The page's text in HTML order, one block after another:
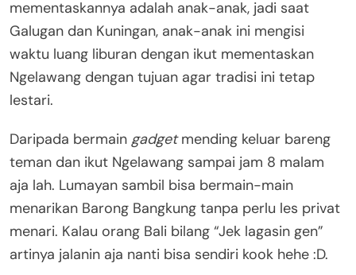
mementaskannya adalah anak-anak, jadi saat
Galugan dan Kuningan, anak-anak ini mengisi
waktu luang liburan dengan ikut mementaskan
Ngelawang dengan tujuan agar tradisi ini tetap
lestari.
Daripada bermain gadgetmending keluar bareng
teman dan ikut Ngelawang sampai jam 8 malam
aja lah. Lumayan sambil bisa bermain-main
menarikan Barong Bangkung tanpa perlu les privat
menari. Kalau orang Bali bilang “Jek lagasin gen”
artinya jalanin aja nanti bisa sendiri kook hehe :D.